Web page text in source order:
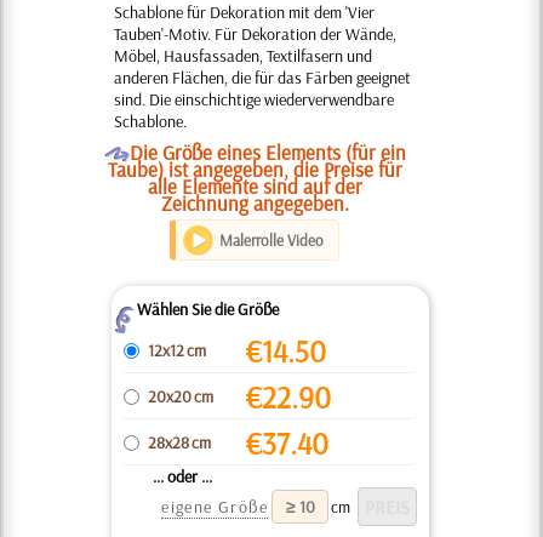
Schablone für Dekoration mit dem 'Vier
Tauben'-Motiv. Für Dekoration der Wände,
Möbel, Hausfassaden, Textilfasern und
anderen Flächen, die für das Färben geeignet
sind. Die einschichtige wiederverwendbare
Schablone.
ODie Größe eines Elements (für ein
Taube) ist angegeben, die Preise für
alle Elemente sind auf der
Zeichnung angegeben.
Malerrolle Video
ZWählen Sie die Größe
12x12 cm
€14.50
20x20 cm €22.90
28x28 cm €37.40
... oder ...
eigene Größe
cm